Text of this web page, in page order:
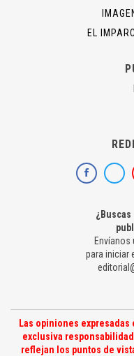
EL
¿Buscas
para iniciar
Las opiniones
exclusiva
reflejan los puntos de